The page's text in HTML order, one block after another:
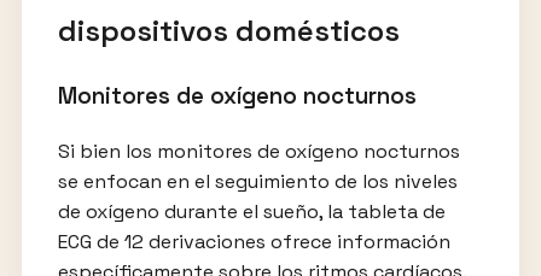
dispositivos domésticos
Monitores de oxígeno nocturnos
Si bien los monitores de oxígeno nocturnos
se enfocan en el seguimiento de los niveles
de oxígeno durante el sueño, la tableta de
ECG de 12 derivaciones ofrece información